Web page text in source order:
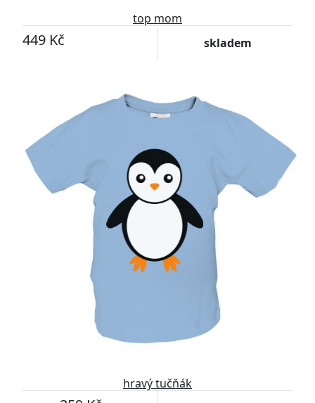
top mom
449 Kč skladem
hravý tučňák